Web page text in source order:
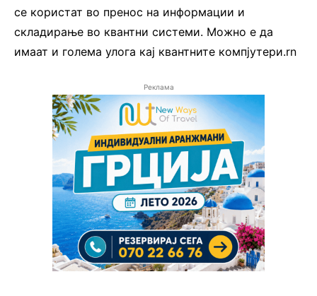
се користат во пренос на информации и
складирање во квантни системи. Можно е да
имаат и голема улога кај квантните компјутери.rn
Реклама